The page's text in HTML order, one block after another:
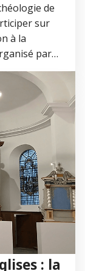
de
sur
à la
par…
: la